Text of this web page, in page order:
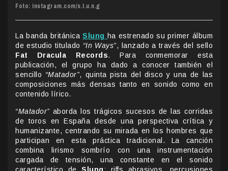
Foto: instagram.com/s.l.u.n.g
La banda británicaSlung ha estrenado su primer álbum
de estudio titulado “In Ways”, lanzado a través del sello
Fat Dracula Records. Para conmemorar esta
publicación, el grupo ha dado a conocer también el
sencillo “Matador”, quinta pista del disco y una de las
composiciones más densas tanto en sonido como en
contenido lírico.
“Matador” aborda los trágicos sucesos de las corridas
de toros en España desde una perspectiva crítica y
humanizante, centrando su mirada en los hombres que
participan en esta práctica tradicional. La canción
combina lirismo sombrío con una instrumentación
cargada de tensión, una constante en el sonido
característico deSlung: riffs abrasivos, percusiones